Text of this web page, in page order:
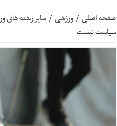
صفحه اصلی / ورزشی / سایر رشته های
سیاست نیست